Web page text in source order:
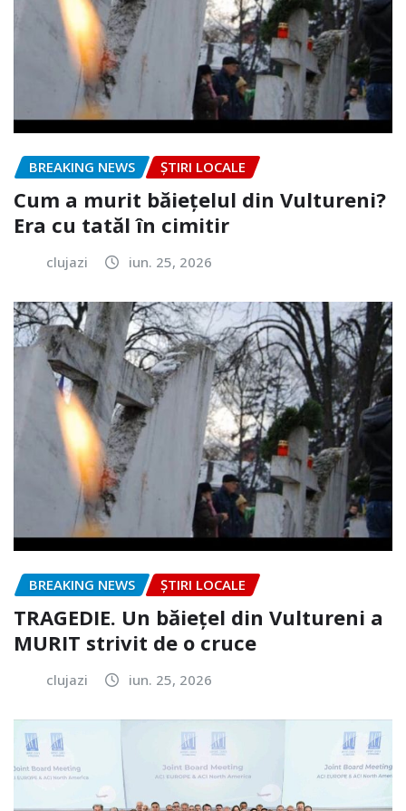
BREAKING NEWS ȘTIRI LOCALE
Cum a murit băiețelul din Vultureni?
Era cu tatăl în cimitir
clujazi iun. 25, 2026
BREAKING NEWS ȘTIRI LOCALE
TRAGEDIE. Un băiețel din Vultureni a
MURIT strivit de o cruce
clujazi iun. 25, 2026